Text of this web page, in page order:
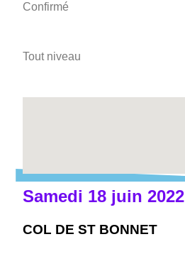
Confirmé
Tout niveau
Samedi 18 juin 2022
COL DE ST BONNET